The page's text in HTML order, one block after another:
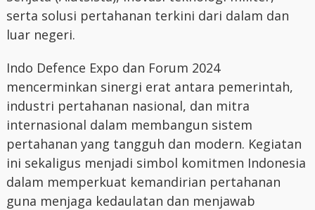
serta solusi pertahanan terkini dari dalam dan
luar negeri.
Indo Defence Expo dan Forum 2024
mencerminkan sinergi erat antara pemerintah,
industri pertahanan nasional, dan mitra
internasional dalam membangun sistem
pertahanan yang tangguh dan modern. Kegiatan
ini sekaligus menjadi simbol komitmen Indonesia
dalam memperkuat kemandirian pertahanan
guna menjaga kedaulatan dan menjawab